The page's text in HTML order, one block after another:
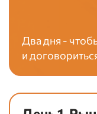
Два дня -
и